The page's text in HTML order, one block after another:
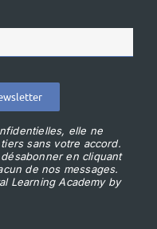
elle ne
sans votre accord.
en cliquant
de nos messages.
Learning Academy by